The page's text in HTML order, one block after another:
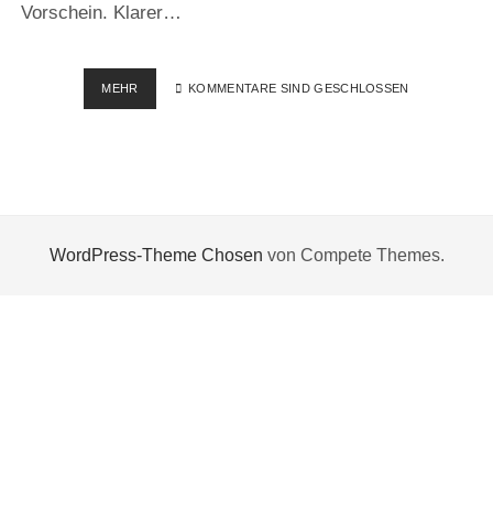
Vorschein. Klarer…
MEHR VOLLMOND
AM
KOMMENTARE SIND GESCHLOSSEN
WordPress-Theme Chosen von Compete Themes.